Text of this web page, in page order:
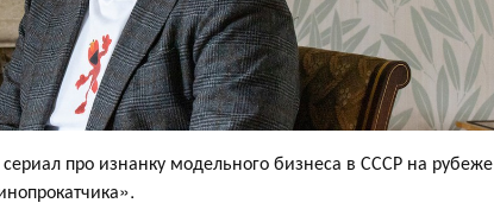
про изнанку модельного бизнеса в СССР на рубеже